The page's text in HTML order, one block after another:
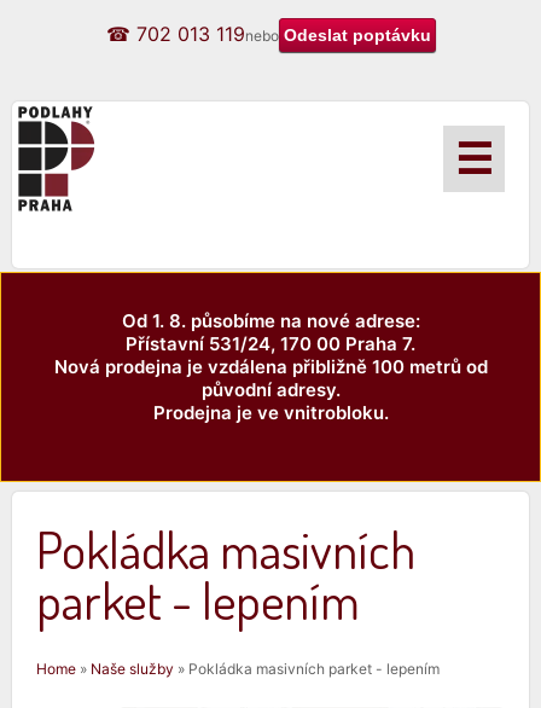
☎ 702 013 119nebo
☰
Od 1. 8. působíme na nové adrese:
Přístavní 531/24, 170 00 Praha 7.
Nová prodejna je vzdálena přibližně 100 metrů od
původní adresy.
Prodejna je ve vnitrobloku.
Pokládka masivních
parket - lepením
Jste zde
Home » Naše služby » Pokládka masivních parket - lepením